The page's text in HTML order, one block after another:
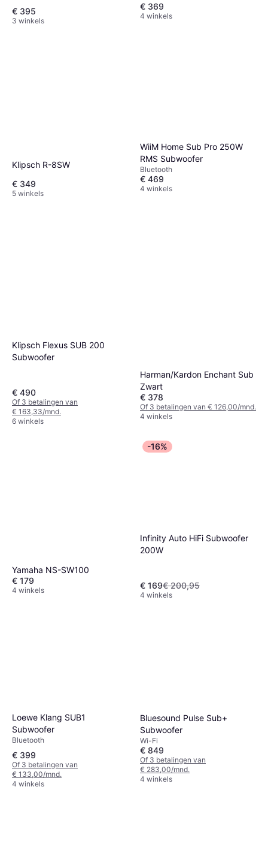
€ 395
3 winkels
€ 369
4 winkels
Klipsch R-8SW
€ 349
5 winkels
WiiM Home Sub Pro 250W
RMS Subwoofer
Bluetooth
€ 469
4 winkels
Klipsch Flexus SUB 200
Subwoofer
€ 490
Of 3 betalingen van
€ 163,33/mnd.
6 winkels
Harman/Kardon Enchant Sub
Zwart
€ 378
Of 3 betalingen van € 126,00/mnd.
4 winkels
Yamaha NS-SW100
€ 179
4 winkels
-16%
Infinity Auto HiFi Subwoofer
200W
€ 169€ 200,95
4 winkels
Loewe Klang SUB1
Subwoofer
Bluetooth
€ 399
Of 3 betalingen van
€ 133,00/mnd.
4 winkels
Bluesound Pulse Sub+
Subwoofer
Wi-Fi
€ 849
Of 3 betalingen van
€ 283,00/mnd.
4 winkels